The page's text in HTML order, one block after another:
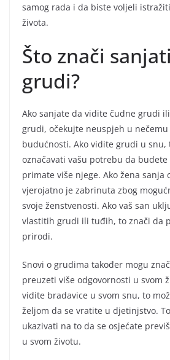
samog rada i da biste voljeli
života.
Što znači
grudi?
Ako sanjate da vidite čudne grudi
grudi, očekujte neuspjeh u
budućnosti. Ako vidite grudi u snu,
označavati vašu potrebu da
primate više njege. Ako žena sanja
vjerojatno je zabrinuta zbog
svoje ženstvenosti. Ako vaš san
vlastitih grudi ili tuđih, to znači da
prirodi.
Snovi o grudima također mogu
preuzeti više odgovornosti u svom
vidite bradavice u svom snu, to
željom da se vratite u djetinjstvo.
ukazivati na to da se osjećate
u svom životu.